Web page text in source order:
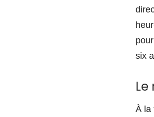
six
À la